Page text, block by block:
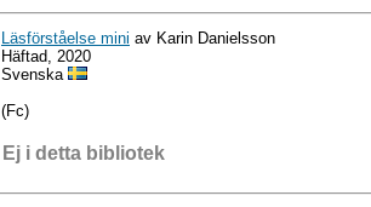
Läsförståelse mini av Karin Danielsson
Häftad, 2020
Svenska
(Fc)
Ej i detta bibliotek